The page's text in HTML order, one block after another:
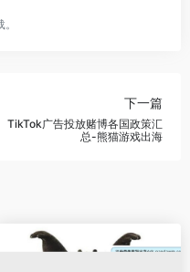
下一篇
TikTok广告投放赌博各国政策汇
总-熊猫游戏出海